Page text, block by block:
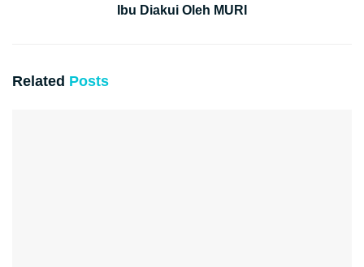
Ibu Diakui Oleh MURI
Related Posts